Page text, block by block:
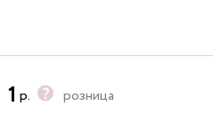
1 р. розница